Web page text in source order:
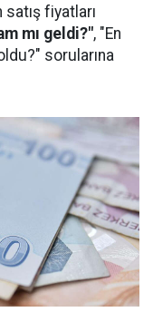
fiyatları
mı geldi?", "En
sorularına